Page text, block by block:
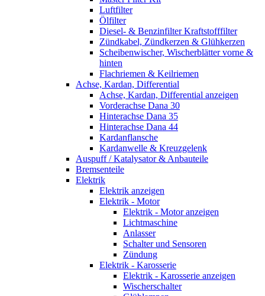
Luftfilter
Ölfilter
Diesel- & Benzinfilter Kraftstofffilter
Zündkabel, Zündkerzen & Glühkerzen
Scheibenwischer, Wischerblätter vorne &
hinten
Flachriemen & Keilriemen
Achse, Kardan, Differential
Achse, Kardan, Differential anzeigen
Vorderachse Dana 30
Hinterachse Dana 35
Hinterachse Dana 44
Kardanflansche
Kardanwelle & Kreuzgelenk
Auspuff / Katalysator & Anbauteile
Bremsenteile
Elektrik
Elektrik anzeigen
Elektrik - Motor
Elektrik - Motor anzeigen
Lichtmaschine
Anlasser
Schalter und Sensoren
Zündung
Elektrik - Karosserie
Elektrik - Karosserie anzeigen
Wischerschalter